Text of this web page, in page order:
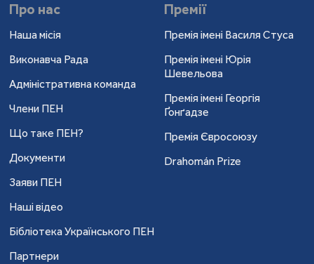
Про нас
Наша місія
Виконавча Рада
Адміністративна команда
Члени ПЕН
Що таке ПЕН?
Документи
Заяви ПЕН
Наші відео
Бібліотека Українського ПЕН
Партнери
Премії
Премія імені Василя Стуса
Премія імені Юрія
Шевельова
Премія імені Георгія
Ґонґадзе
Премія Євросоюзу
Drahomán Prize